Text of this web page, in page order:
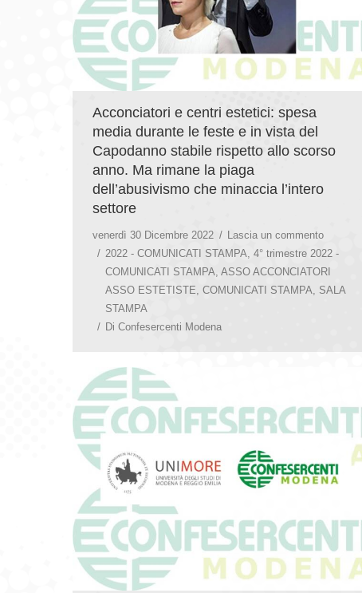
Acconciatori e centri estetici: spesa
media durante le feste e in vista del
Capodanno stabile rispetto allo scorso
anno. Ma rimane la piaga
dell’abusivismo che minaccia l’intero
settore
venerdì 30 Dicembre 2022
Lascia un commento
2022 - COMUNICATI STAMPA 4° trimestre 2022 -
COMUNICATI STAMPA ASSO ACCONCIATORI
ASSO ESTETISTE COMUNICATI STAMPA
SALA
STAMPA
Di Confesercenti Modena